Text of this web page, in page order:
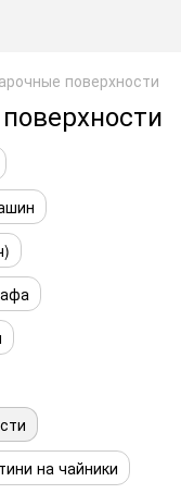
поверхности
на чайники